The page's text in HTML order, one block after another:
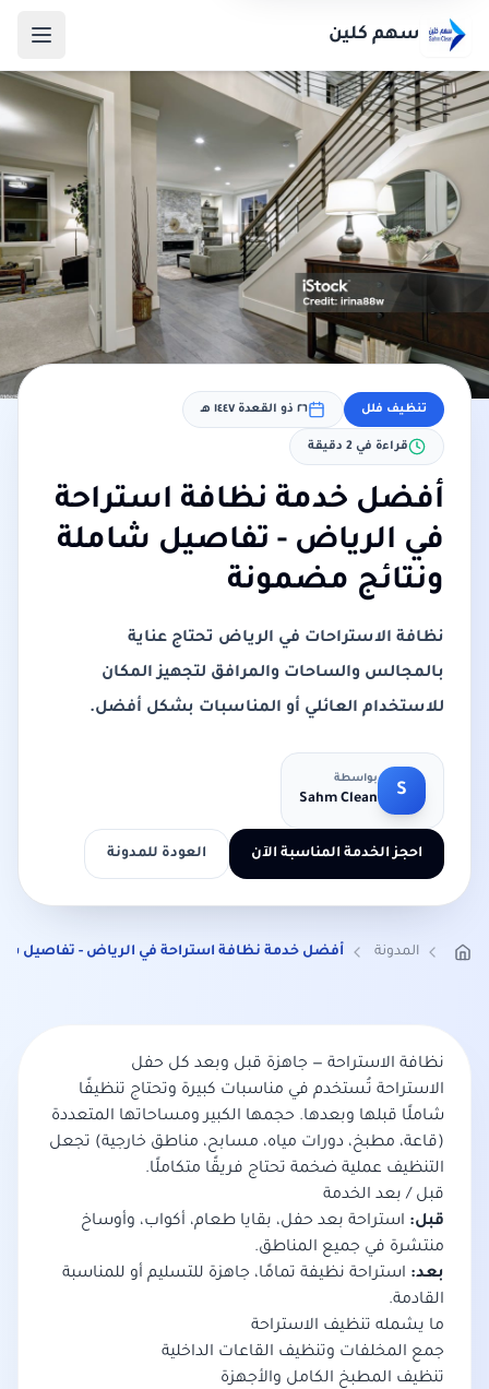
سهم كلين
تنظيف فلل ٢٦ ذو القعدة ١٤٤٧ هـ
قراءة في 2 دقيقة
أفضل خدمة نظافة استراحة
في الرياض - تفاصيل شاملة
ونتائج مضمونة
نظافة الاستراحات في الرياض تحتاج عناية
بالمجالس والساحات والمرافق لتجهيز المكان
للاستخدام العائلي أو المناسبات بشكل أفضل.
S
بواسطة
Sahm Clean
احجز الخدمة المناسبة الآن العودة للمدونة
المدونة أفضل خدمة نظافة استراحة في الرياض - تفاصيل
نظافة الاستراحة — جاهزة قبل وبعد كل حفل
الاستراحة تُستخدم في مناسبات كبيرة وتحتاج تنظيفًا
شاملًا قبلها وبعدها. حجمها الكبير ومساحاتها المتعددة
(قاعة، مطبخ، دورات مياه، مسابح، مناطق خارجية) تجعل
التنظيف عملية ضخمة تحتاج فريقًا متكاملًا.
قبل / بعد الخدمة
قبل: استراحة بعد حفل، بقايا طعام، أكواب، وأوساخ
منتشرة في جميع المناطق.
بعد: استراحة نظيفة تمامًا، جاهزة للتسليم أو للمناسبة
القادمة.
ما يشمله تنظيف الاستراحة
جمع المخلفات وتنظيف القاعات الداخلية
تنظيف المطبخ الكامل والأجهزة